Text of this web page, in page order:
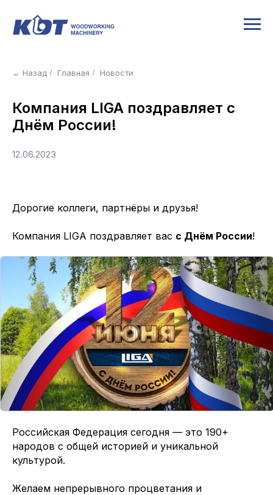
← Назад / Главная / Новости
Компания LIGA поздравляет с
Днём России!
12.06.2023
Дорогие коллеги, партнёры и друзья!
Компания LIGA поздравляет вас с Днём России!
Российская Федерация сегодня — это 190+
народов с общей историей и уникальной
культурой.
Желаем непрерывного процветания и